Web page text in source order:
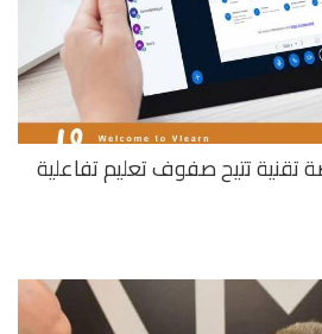
تتيح صفوف تعليم تفاعلية